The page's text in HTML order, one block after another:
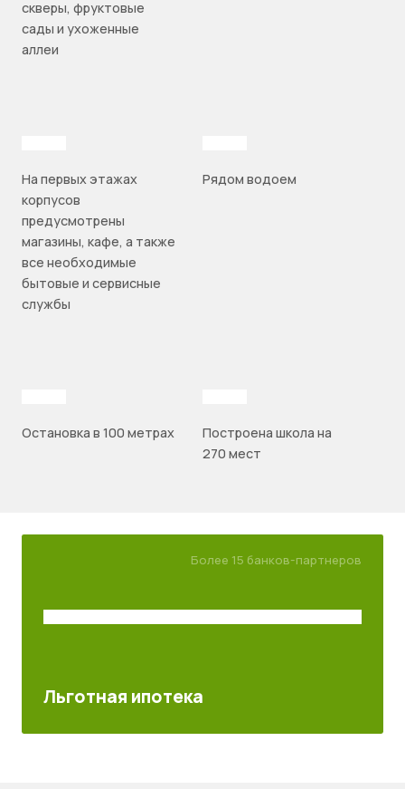
скверы, фруктовые
сады и ухоженные
аллеи
На первых этажах
корпусов
предусмотрены
магазины, кафе, а также
все необходимые
бытовые и сервисные
службы
Рядом водоем
Остановка в 100 метрах
Построена школа на
270 мест
Более 15 банков-партнеров
Льготная ипотека